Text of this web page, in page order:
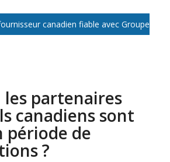
canadien fiable avec Groupe
les partenaires
canadienssont
période de
?